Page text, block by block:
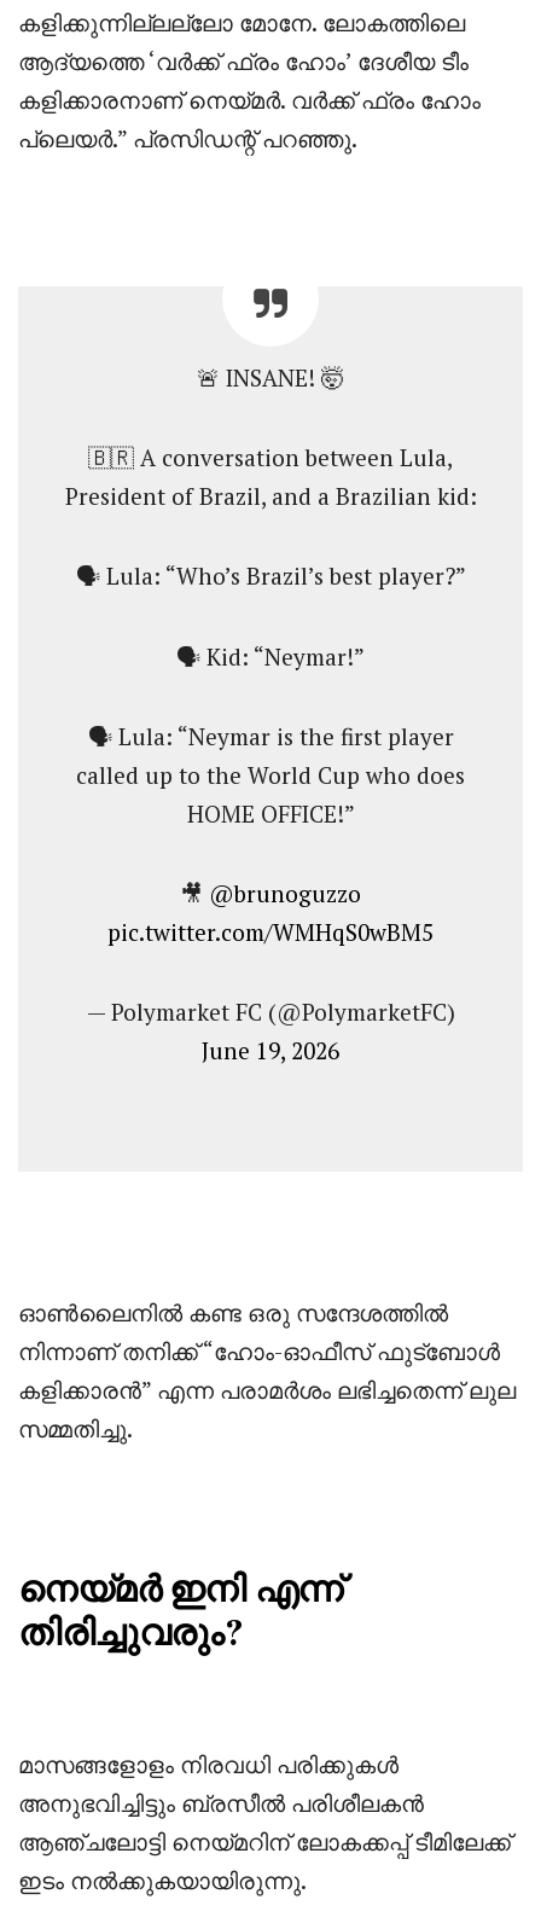
കളിക്കുന്നില്ലല്ലോ മോനേ. ലോകത്തിലെ
ആദ്യത്തെ ‘വർക്ക് ഫ്രം ഹോം’ ദേശീയ ടീം
കളിക്കാരനാണ് നെയ്മർ. വർക്ക് ഫ്രം ഹോം
പ്ലെയർ.” പ്രസിഡന്റ്‌ പറഞ്ഞു.
🚨 INSANE! 🤯
🇧🇷 A conversation between Lula,
President of Brazil, and a Brazilian kid:
🗣️ Lula: “Who’s Brazil’s best player?”
🗣️ Kid: “Neymar!”
🗣️ Lula: “Neymar is the first player
called up to the World Cup who does
HOME OFFICE!”
🎥 @brunoguzzo
pic.twitter.com/WMHqS0wBM5
— Polymarket FC (@PolymarketFC)
June 19, 2026
‎ഓൺലൈനിൽ കണ്ട ഒരു സന്ദേശത്തിൽ
നിന്നാണ് തനിക്ക് “ഹോം-ഓഫീസ് ഫുട്ബോൾ
കളിക്കാരൻ” എന്ന പരാമർശം ലഭിച്ചതെന്ന് ലുല
സമ്മതിച്ചു.
നെയ്മർ ഇനി എന്ന്
തിരിച്ചുവരും?
‎മാസങ്ങളോളം നിരവധി പരിക്കുകൾ
അനുഭവിച്ചിട്ടും ബ്രസീൽ പരിശീലകൻ
ആഞ്ചലോട്ടി നെയ്മറിന് ലോകക്കപ്പ് ടീമിലേക്ക്
ഇടം നൽക്കുകയായിരുന്നു.